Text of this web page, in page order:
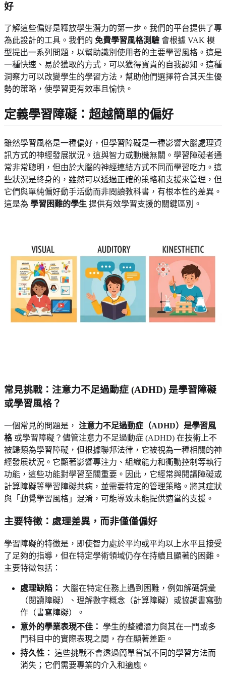
好
了解這些偏好是釋放學生潛力的第一步。我們的平台提供了專
為此設計的工具。我們的 免費學習風格測驗 會根據 VAK 模
型提出一系列問題，以幫助識別使用者的主要學習風格。這是
一種快速、易於獲取的方式，可以獲得寶貴的自我認知。這種
洞察力可以改變學生的學習方法，幫助他們選擇符合其天生優
勢的策略，使學習更有效率且愉快。
定義學習障礙：超越簡單的偏好
雖然學習風格是一種偏好，但學習障礙是一種影響大腦處理資
訊方式的神經發展狀況。這與智力或動機無關。學習障礙者通
常非常聰明，但由於大腦的神經連結方式不同而學習吃力。這
些狀況是終身的，雖然可以透過正確的策略和支援來管理，但
它們與單純偏好動手活動而非閱讀教科書，有根本性的差異。
這是為 學習困難的學生 提供有效學習支援的關鍵區別。
常見挑戰：注意力不足過動症 (ADHD) 是學習障礙
或學習風格？
一個常見的問題是， 注意力不足過動症（ADHD）是學習風
格或學習障礙？儘管注意力不足過動症 (ADHD) 在技術上不
被歸類為學習障礙，但根據聯邦法律，它被視為一種相關的神
經發展狀況。它顯著影響專注力、組織能力和衝動控制等執行
功能，這些功能對學習至關重要。因此，它經常與閱讀障礙或
計算障礙等學習障礙共病，並需要特定的管理策略。將其症狀
與「動覺學習風格」混淆，可能導致未能提供適當的支援。
主要特徵：處理差異，而非僅僅偏好
學習障礙的特徵是，即使智力處於平均或平均以上水平且接受
了足夠的指導，但在特定學術領域仍存在持續且顯著的困難。
主要特徵包括：
處理缺陷：
大腦在特定任務上遇到困難，例如解碼詞彙
（閱讀障礙）、理解數字概念（計算障礙）或協調書寫動
作（書寫障礙）。
意外的學業表現不佳： 學生的整體潛力與其在一門或多
門科目中的實際表現之間，存在顯著差距。
持久性： 這些挑戰不會透過簡單嘗試不同的學習方法而
消失；它們需要專業的介入和適應。